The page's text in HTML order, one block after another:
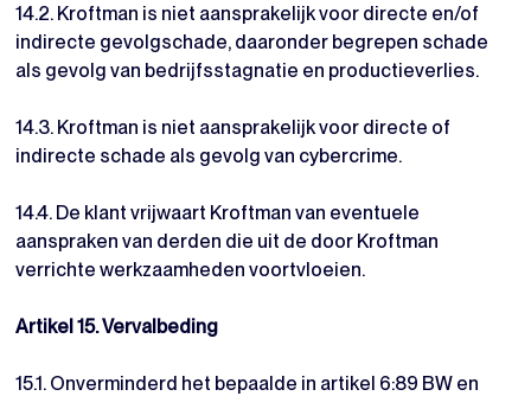
14.2. Kroftman is niet aansprakelijk voor directe en/of
indirecte gevolgschade, daaronder begrepen schade
als gevolg van bedrijfsstagnatie en productieverlies.
14.3. Kroftman is niet aansprakelijk voor directe of
indirecte schade als gevolg van cybercrime.
14.4. De klant vrijwaart Kroftman van eventuele
aanspraken van derden die uit de door Kroftman
verrichte werkzaamheden voortvloeien.
Artikel 15. Vervalbeding
15.1. Onverminderd het bepaalde in artikel 6:89 BW en